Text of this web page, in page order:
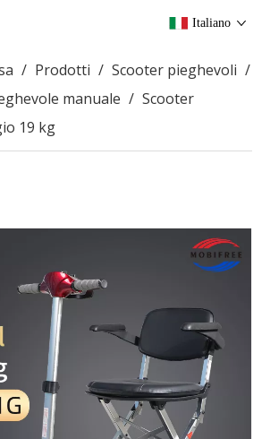
Italiano
/ Prodotti / Scooter pieghevoli /
manuale / Scooter
19 kg